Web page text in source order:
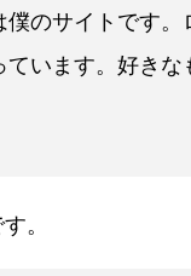
のサイトです
います。好き
。